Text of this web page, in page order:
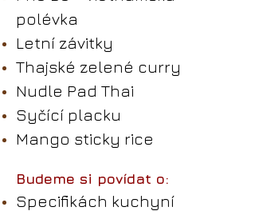
polévka
Letní závitky
Thajské zelené curry
Nudle Pad Thai
Syčící placku
Mango sticky rice
Budeme si povídat o:
Specifikách kuchyní